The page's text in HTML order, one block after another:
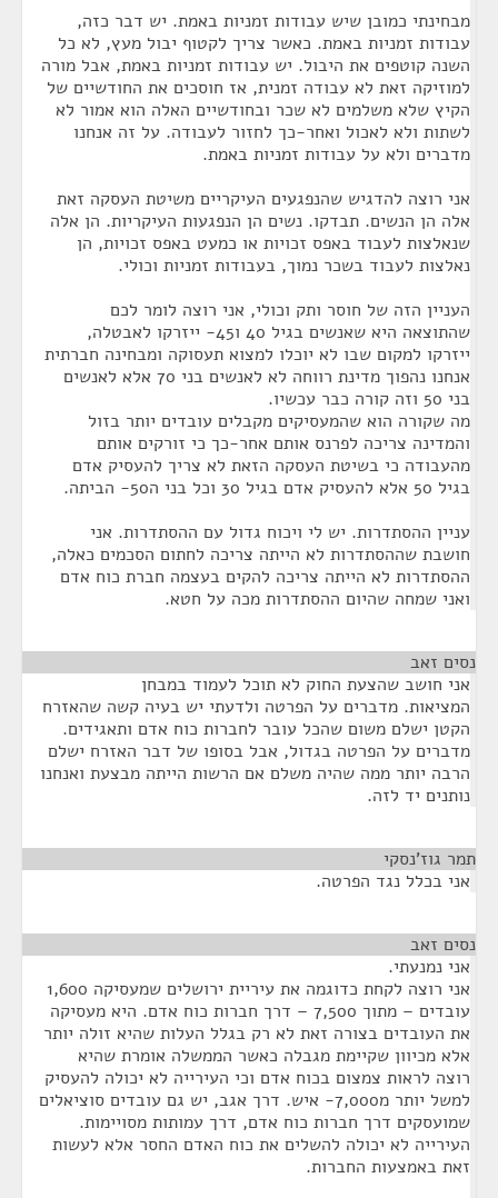
מבחינתי כמובן שיש עבודות זמניות באמת. יש דבר כזה,
עבודות זמניות באמת. כאשר צריך לקטוף יבול מעץ, לא כל
השנה קוטפים את היבול. יש עבודות זמניות באמת, אבל מורה
למוזיקה זאת לא עבודה זמנית, אז חוסכים את החודשיים של
הקיץ שלא משלמים לא שכר ובחודשיים האלה הוא אמור לא
לשתות ולא לאכול ואחר-כך לחזור לעבודה. על זה אנחנו
מדברים ולא על עבודות זמניות באמת.
אני רוצה להדגיש שהנפגעים העיקריים משיטת העסקה זאת
אלה הן הנשים. תבדקו. נשים הן הנפגעות העיקריות. הן אלה
שנאלצות לעבוד באפס זכויות או כמעט באפס זכויות, הן
נאלצות לעבוד בשכר נמוך, בעבודות זמניות וכולי.
העניין הזה של חוסר ותק וכולי, אני רוצה לומר לכם
שהתוצאה היא שאנשים בגיל 40 ו45- ייזרקו לאבטלה,
ייזרקו למקום שבו לא יוכלו למצוא תעסוקה ומבחינה חברתית
אנחנו נהפוך מדינת רווחה לא לאנשים בני 70 אלא לאנשים
בני 50 וזה קורה כבר עכשיו.
מה שקורה הוא שהמעסיקים מקבלים עובדים יותר בזול
והמדינה צריכה לפרנס אותם אחר-כך כי זורקים אותם
מהעבודה כי בשיטת העסקה הזאת לא צריך להעסיק אדם
בגיל 50 אלא להעסיק אדם בגיל 30 וכל בני ה50- הביתה.
עניין ההסתדרות. יש לי ויכוח גדול עם ההסתדרות. אני
חושבת שההסתדרות לא הייתה צריכה לחתום הסכמים כאלה,
ההסתדרות לא הייתה צריכה להקים בעצמה חברת כוח אדם
ואני שמחה שהיום ההסתדרות מכה על חטא.
נסים זאב
אני חושב שהצעת החוק לא תוכל לעמוד במבחן
המציאות. מדברים על הפרטה ולדעתי יש בעיה קשה שהאזרח
הקטן ישלם משום שהכל עובר לחברות כוח אדם ותאגידים.
מדברים על הפרטה בגדול, אבל בסופו של דבר האזרח ישלם
הרבה יותר ממה שהיה משלם אם הרשות הייתה מבצעת ואנחנו
נותנים יד לזה.
תמר גוז'נסקי
אני בכלל נגד הפרטה.
נסים זאב
אני נמנעתי.
אני רוצה לקחת כדוגמה את עיריית ירושלים שמעסיקה 1,600
עובדים – מתוך 7,500 – דרך חברות כוח אדם. היא מעסיקה
את העובדים בצורה זאת לא רק בגלל העלות שהיא זולה יותר
אלא מכיוון שקיימת מגבלה כאשר הממשלה אומרת שהיא
רוצה לראות צמצום בכוח אדם וכי העירייה לא יכולה להעסיק
למשל יותר מ7,000- איש. דרך אגב, יש גם עובדים סוציאלים
שמועסקים דרך חברות כוח אדם, דרך עמותות מסויימות.
העירייה לא יכולה להשלים את כוח האדם החסר אלא לעשות
זאת באמצעות החברות.